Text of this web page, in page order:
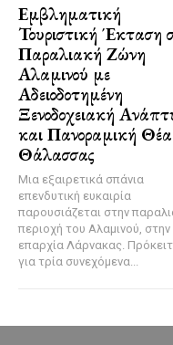
Εμβληματική
Τουριστική Έκταση
Παραλιακή Ζώνη
Αλαμινού με
Αδειοδοτημένη
Ξενοδοχειακή
και Πανοραμική
Θάλασσας
Μια εξαιρετικά σπάνια
επενδυτική ευκαιρία
παρουσιάζεται στην
περιοχή του Αλαμινού, στην
επαρχία Λάρνακας.
για τρία συνεχόμενα...